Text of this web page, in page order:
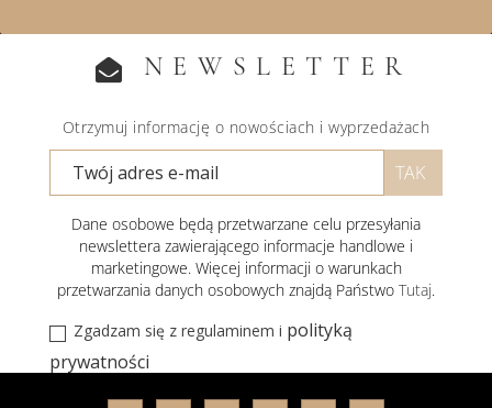
NEWSLETTER
Otrzymuj informację o nowościach i wyprzedażach
Dane osobowe będą przetwarzane celu przesyłania
newslettera zawierającego informacje handlowe i
marketingowe. Więcej informacji o warunkach
przetwarzania danych osobowych znajdą Państwo Tutaj.
Zgadzam się z regulaminem i polityką
prywatności